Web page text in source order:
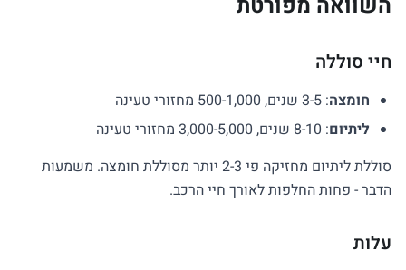
חיי סוללה
חומצה: 3-5 שנים, 500-1,000 מחזורי טעינה
ליתיום: 8-10 שנים, 3,000-5,000 מחזורי טעינה
סוללת ליתיום מחזיקה פי 2-3 יותר מסוללת חומצה. משמעות
הדבר - פחות החלפות לאורך חיי הרכב.
עלות